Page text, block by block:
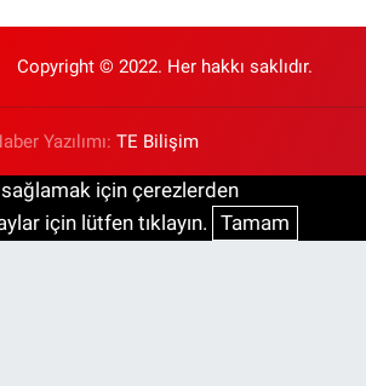
Copyright © 2022. Her hakkı saklıdır.
Yazılımı: TE Bilişim
için çerezlerden
için lütfen tıklayın. Tamam